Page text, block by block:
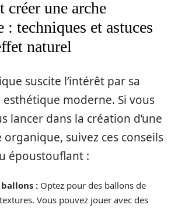
créer une arche
: techniques et astuces
naturel
suscite l’intérêt par sa
moderne. Si vous
lancer dans la création d’une
organique, suivez ces conseils
époustouflant :
: Optez pour des ballons de
Vous pouvez jouer avec des